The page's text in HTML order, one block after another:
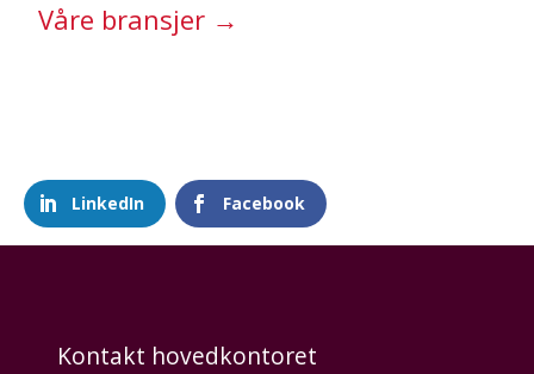
Våre bransjer →
LinkedIn Facebook
Kontakt hovedkontoret